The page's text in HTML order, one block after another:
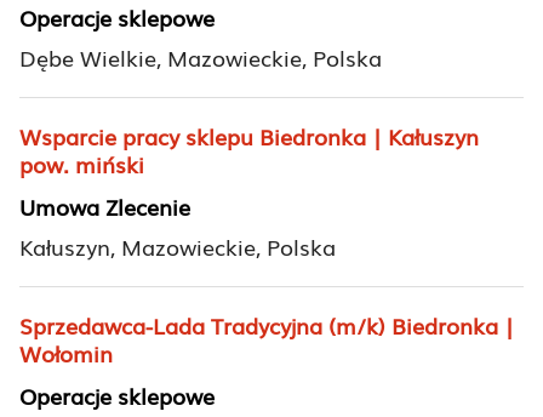
Operacje sklepowe
Dębe Wielkie, Mazowieckie, Polska
Wsparcie pracy sklepu Biedronka | Kałuszyn
pow. miński
Umowa Zlecenie
Kałuszyn, Mazowieckie, Polska
Sprzedawca-Lada Tradycyjna (m/k) Biedronka |
Wołomin
Operacje sklepowe